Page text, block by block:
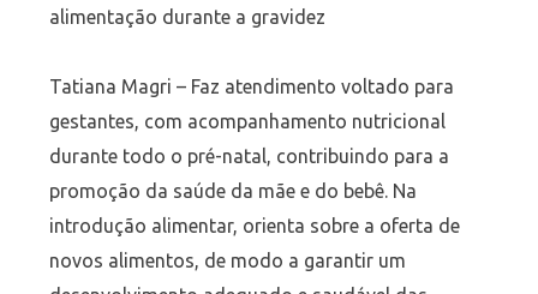
alimentação durante a gravidez
Tatiana Magri – Faz atendimento voltado para
gestantes, com acompanhamento nutricional
durante todo o pré-natal, contribuindo para a
promoção da saúde da mãe e do bebê. Na
introdução alimentar, orienta sobre a oferta de
novos alimentos, de modo a garantir um